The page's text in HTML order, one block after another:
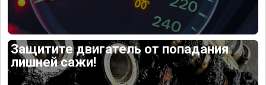
Защитите двигатель от попадания
лишней сажи!